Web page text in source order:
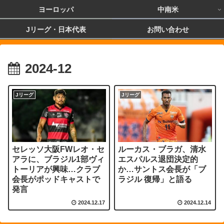
ヨーロッパ 中南米
Jリーグ・日本代表 お問い合わせ
2024-12
Jリーグ
セレッソ大阪FWレオ・セ
アラに、ブラジル1部ヴィ
トーリアが興味…クラブ
会長がポッドキャストで
発言
2024.12.17
Jリーグ
ルーカス・ブラガ、清水
エスパルス退団決定的
か…サントス会長が「ブ
ラジル 復帰」と語る
2024.12.14